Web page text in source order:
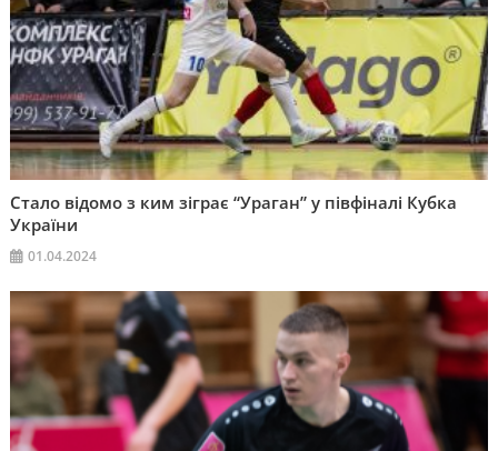
Стало відомо з ким зіграє “Ураган” у півфіналі Кубка
України
01.04.2024